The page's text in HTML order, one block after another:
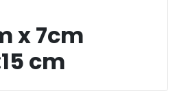
x 7cm
cm